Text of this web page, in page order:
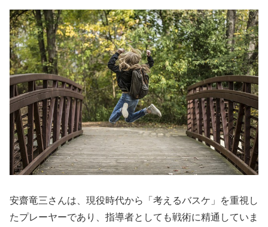
安齋竜三さんは、現役時代から「考えるバスケ」を重視し
たプレーヤーであり、指導者としても戦術に精通していま